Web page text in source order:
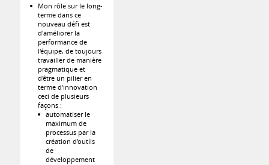
Mon rôle sur le long-
terme dans ce
nouveau défi est
d'améliorer la
performance de
l'équipe, de toujours
travailler de manière
pragmatique et
d'être un pilier en
terme d'innovation
ceci de plusieurs
façons :
automatiser le
maximum de
processus par la
création d'outils
de
développement